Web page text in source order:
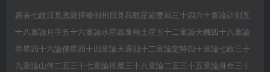
裹表七政日見政羅擇條例州日見我觀星節要就三十四六十童論計剂五
十八章論月字五十六童論水星四童翰土星玉十二童論天機四十八童論
帝星四十六論偉星四十四童論天通四十二童論定特四十童論七政三十
九童論山何二五三十七童論推星三十八童論二五三十五童論身命三十